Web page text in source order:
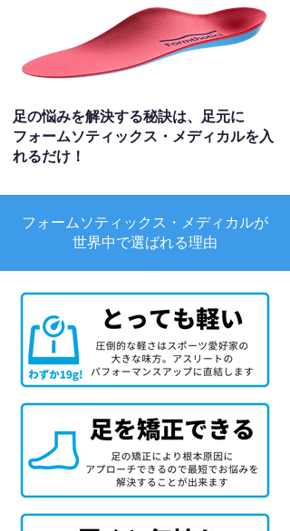
足の悩みを解決する秘訣は、足元に
フォームソティックス・メディカルを入
れるだけ！
フォームソティックス・メディカルが
世界中で選ばれる理由